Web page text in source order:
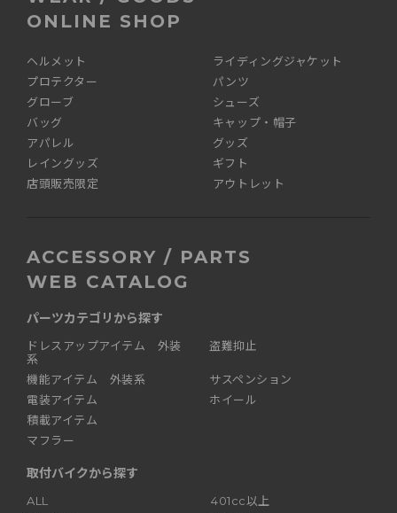
ONLINE SHOP
ヘルメット
ライディングジャケット
プロテクター
パンツ
グローブ
シューズ
バッグ
キャップ・帽子
アパレル
グッズ
レイングッズ
ギフト
店頭販売限定
アウトレット
ACCESSORY / PARTS
WEB CATALOG
パーツカテゴリから探す
ドレスアップアイテム 外装
系
機能アイテム 外装系
電装アイテム
積載アイテム
マフラー
盗難抑止
サスペンション
ホイール
取付バイクから探す
ALL
401cc以上